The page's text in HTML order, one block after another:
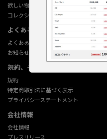
欲しい物リストの使い方
コレクション機能の使い方
よくあるご質問 (Q&A)
よくあるご質問 (Q&A)
お知らせ
規約、その他
規約
特定商取引法に基づく表示
プライバシーステートメント
会社情報
会社情報
プレスリリース